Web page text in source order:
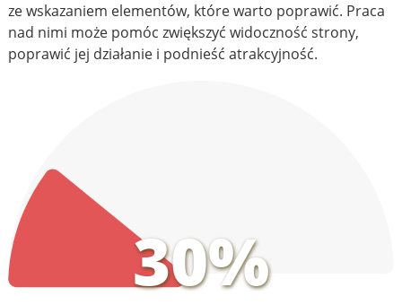
ze wskazaniem elementów, które warto poprawić. Praca
nad nimi może pomóc zwiększyć widoczność strony,
poprawić jej działanie i podnieść atrakcyjność.
30%